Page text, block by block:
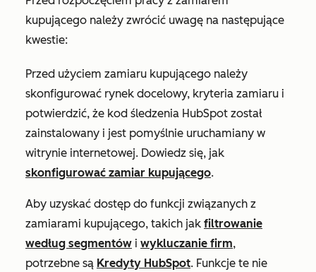
kupującego należy zwrócić uwagę na następujące
kwestie:
Przed użyciem zamiaru kupującego należy
skonfigurować rynek docelowy, kryteria zamiaru i
potwierdzić, że kod śledzenia HubSpot został
zainstalowany i jest pomyślnie uruchamiany w
witrynie internetowej. Dowiedz się, jak
skonfigurować zamiar kupującego.
Aby uzyskać dostęp do funkcji związanych z
zamiarami kupującego, takich jak filtrowanie
według segmentów i wykluczanie firm,
potrzebne są Kredyty HubSpot. Funkcje te nie